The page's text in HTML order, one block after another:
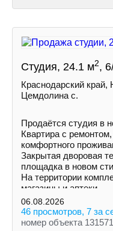
Студия, 24.1 м2,
Краснодарский край,
Цемдолина с.
Продаётся студия в
Квартира с
комфортного
Закрытая дворовая
площадка в новом
На территории
магазины и аптеки.
06.08.2026
46 просмотров, 7 за
номер объекта